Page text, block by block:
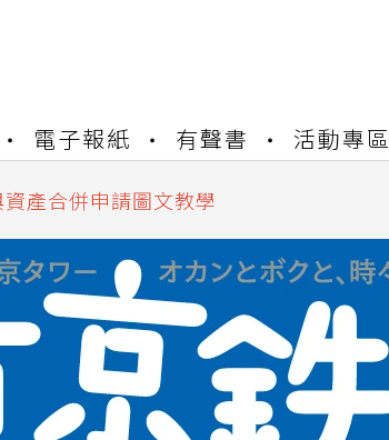
電子報紙 有聲書 活動專區
開通申請
產合併申請圖文教學
開通申請